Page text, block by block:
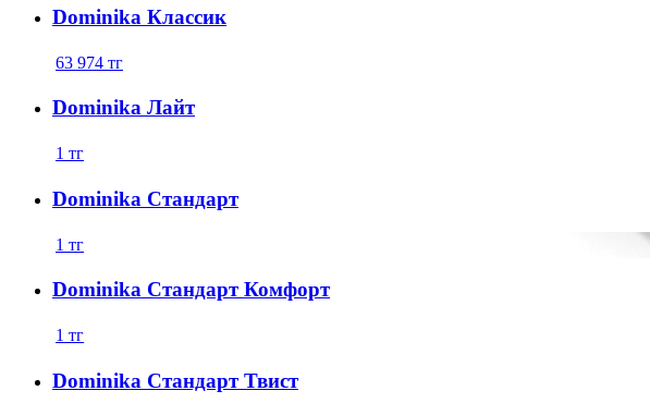
Dominika Классик
63 974 тг
Dominika Лайт
1 тг
Dominika Стандарт
1 тг
Dominika Стандарт Комфорт
1 тг
Dominika Стандарт Твист